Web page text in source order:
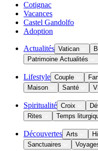
Cotignac
Vacances
Castel Gandolfo
Adoption
Actualités Vatican
Patrimoine Actualités
Lifestyle Couple
Maison
Santé
Spiritualité Croix
Rites
Temps
Découvertes Arts
Sanctuaires